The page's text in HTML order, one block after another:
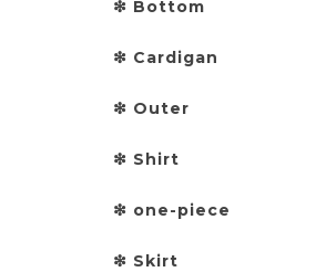
❇︎ Bottom
❇︎ Cardigan
❇︎ Outer
❇︎ Shirt
❇︎ one-piece
❇︎ Skirt